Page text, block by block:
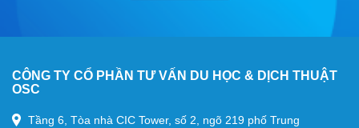
CÔNG TY CỔ PHẦN TƯ VẤN DU HỌC & DỊCH THUẬT
OSC
Tầng 6, Tòa nhà CIC Tower, số 2, ngõ 219 phố Trung